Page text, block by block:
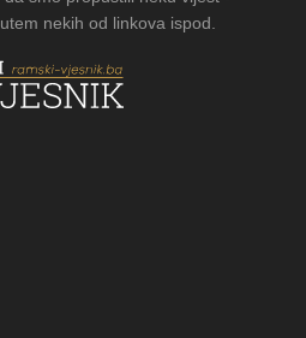
nekih od linkova ispod.